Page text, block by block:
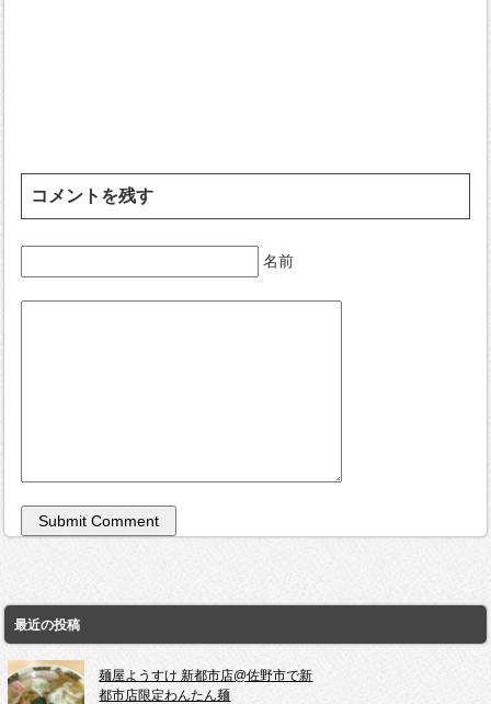
コメントを残す
名前
最近の投稿
麺屋ようすけ 新都市店@佐野市で新
都市店限定わんたん麺